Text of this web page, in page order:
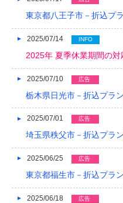
2016/12
2016/11
2016/10
2016/09
2016/08
2016/07
2016/06
2016/05
東京都八王子市－折込プ
2025/07/14 INFO
2025年 夏季休業期間の対
2025/07/10 広告
栃木県日光市－折込プラ
2025/07/01 広告
埼玉県秩父市－折込プラ
2025/06/25 広告
東京都福生市－折込プラ
2025/06/18 広告